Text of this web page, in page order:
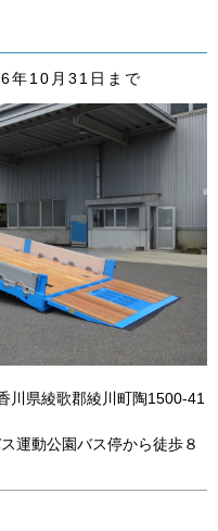
年10月31日まで
川県綾歌郡綾川町陶1500-41
運動公園バス停から徒歩８